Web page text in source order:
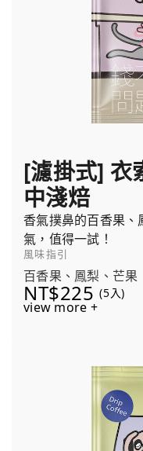
[濾掛式] 衣
中淺焙
香氣撲鼻的百香果
氣，值得一試！
風味指引
百香果、鳳梨、芒果
NT$225 (5入)
view more +